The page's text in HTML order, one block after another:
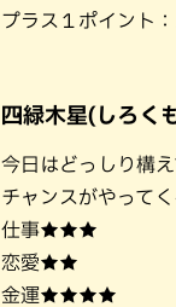
プラス１ポイント
四緑木星(しろく
今日はどっしり構
チャンスがやってく
仕事★★★
恋愛★★
金運★★★★